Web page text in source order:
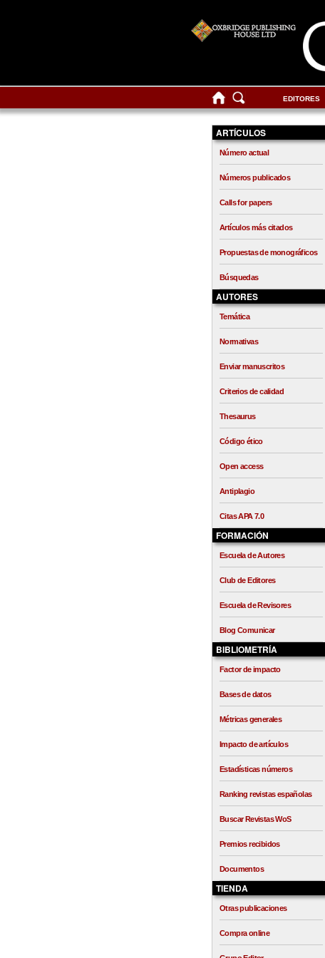
EDITORES
ARTÍCULOS
Número actual
Números publicados
Calls for papers
Artículos más citados
Propuestas de monográficos
Búsquedas
AUTORES
Temática
Normativas
Enviar manuscritos
Criterios de calidad
Thesaurus
Código ético
Open access
Antiplagio
Citas APA 7.0
FORMACIÓN
Escuela de Autores
Club de Editores
Escuela de Revisores
Blog Comunicar
BIBLIOMETRÍA
Factor de impacto
Bases de datos
Métricas generales
Impacto de artículos
Estadísticas números
Ranking revistas españolas
Buscar Revistas WoS
Premios recibidos
Documentos
TIENDA
Otras publicaciones
Compra online